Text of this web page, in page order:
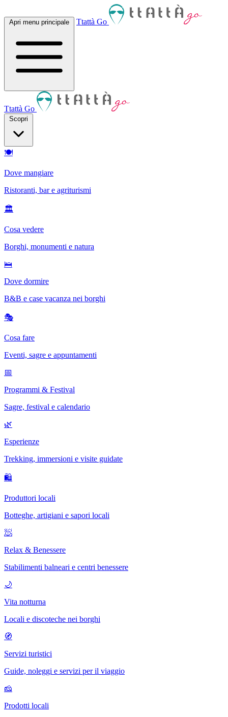
Apri menu principale Ttattà Go
Ttattà Go
Scopri
🍽
Dove mangiare
Ristoranti, bar e agriturismi
🏛
Cosa vedere
Borghi, monumenti e natura
🛌
Dove dormire
B&B e case vacanza nei borghi
🎭
Cosa fare
Eventi, sagre e appuntamenti
📅
Programmi & Festival
Sagre, festival e calendario
🌿
Esperienze
Trekking, immersioni e visite guidate
🛍
Produttori locali
Botteghe, artigiani e sapori locali
🧖
Relax & Benessere
Stabilimenti balneari e centri benessere
🌙
Vita notturna
Locali e discoteche nei borghi
🧭
Servizi turistici
Guide, noleggi e servizi per il viaggio
🧀
Prodotti locali